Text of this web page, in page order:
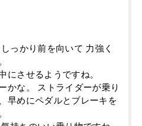
っかり前を向いて 力強く
にさせるようですね。
かな。 ストライダーが乗り
早めにペダルとブレーキを